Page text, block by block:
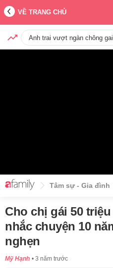
VỀ TRANG CHỦ
Anh trai vượt ngàn chông
Tâm sự - Gia đình
Cho chị gái 50
nhắc chuyện 10
nghẹn
Mỹ Hạnh 3 năm trước